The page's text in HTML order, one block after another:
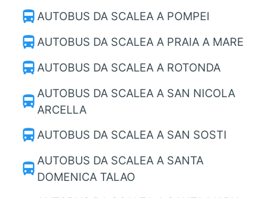
directions_bus AUTOBUS DA SCALEA A POMPEI
directions_bus AUTOBUS DA SCALEA A PRAIA A MARE
directions_bus AUTOBUS DA SCALEA A ROTONDA
directions_bus AUTOBUS DA SCALEA A SAN NICOLA
ARCELLA
directions_bus AUTOBUS DA SCALEA A SAN SOSTI
directions_bus AUTOBUS DA SCALEA A SANTA
DOMENICA TALAO